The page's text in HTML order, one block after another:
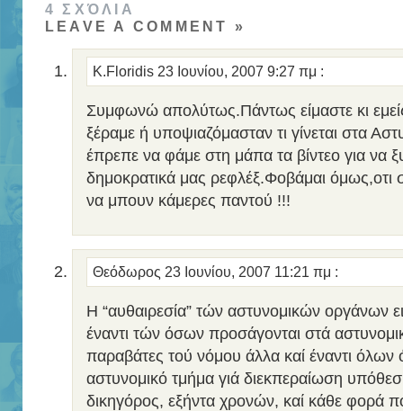
4 ΣΧΌΛΙΑ
LEAVE A COMMENT »
K.Floridis 23 Ιουνίου, 2007 9:27 πμ :
Συμφωνώ απολύτως.Πάντως είμαστε κι εμείς
ξέραμε ή υποψιαζόμασταν τι γίνεται στα
έπρεπε να φάμε στη μάπα τα βίντεο για να
δημοκρατικά μας ρεφλέξ.Φοβάμαι όμως,οτι
να μπουν κάμερες παντού !!!
Θεόδωρος 23 Ιουνίου, 2007 11:21 πμ :
Η “αυθαιρεσία” τών αστυνομικών οργάνων
έναντι τών όσων προσάγονται στά
παραβάτες τού νόμου άλλα καί έναντι όλων
αστυνομικό τμήμα γιά διεκπεραίωση
δικηγόρος, εξήντα χρονών, καί κάθε φορά